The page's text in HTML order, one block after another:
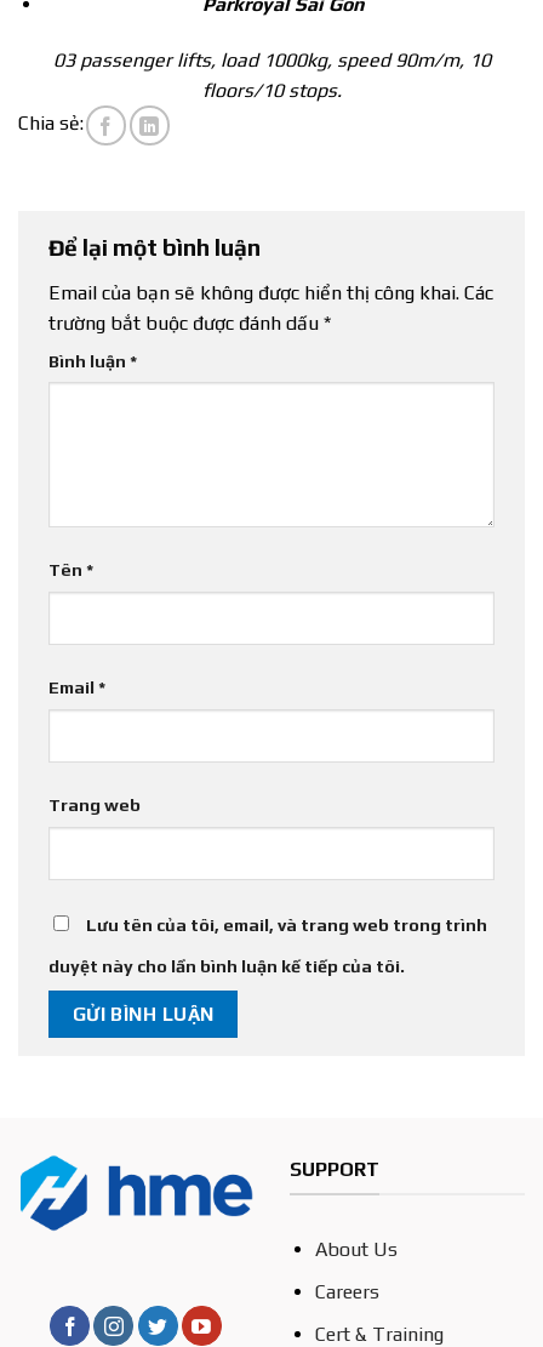
03 passenger lifts, load 1000kg, speed 90m/m, 10
floors/10 stops.
Chia sẻ:
Để lại một bình luận
Email của bạn sẽ không được hiển thị công khai. Các
trường bắt buộc được đánh dấu *
Bình luận *
Tên *
Email *
Trang web
Lưu tên của tôi, email, và trang web trong trình
duyệt này cho lần bình luận kế tiếp của tôi.
SUPPORT
About Us
Careers
Cert & Training